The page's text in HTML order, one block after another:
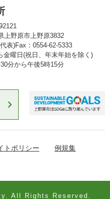
野原市上野原3832
表)Fax：0554-62-5333
金曜日(祝日、年末年始を除く)
分から午後5時15分
トポリシー
例規集
All Rights Reserved.